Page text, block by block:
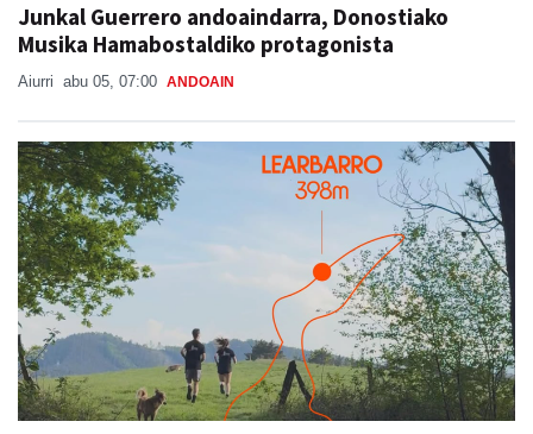
Junkal Guerrero andoaindarra, Donostiako
Musika Hamabostaldiko protagonista
Aiurri abu 05, 07:00 ANDOAIN